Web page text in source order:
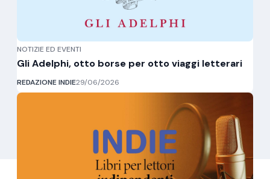
NOTIZIE ED EVENTI
Gli Adelphi, otto borse per otto viaggi letterari
REDAZIONE INDIE29/06/2026